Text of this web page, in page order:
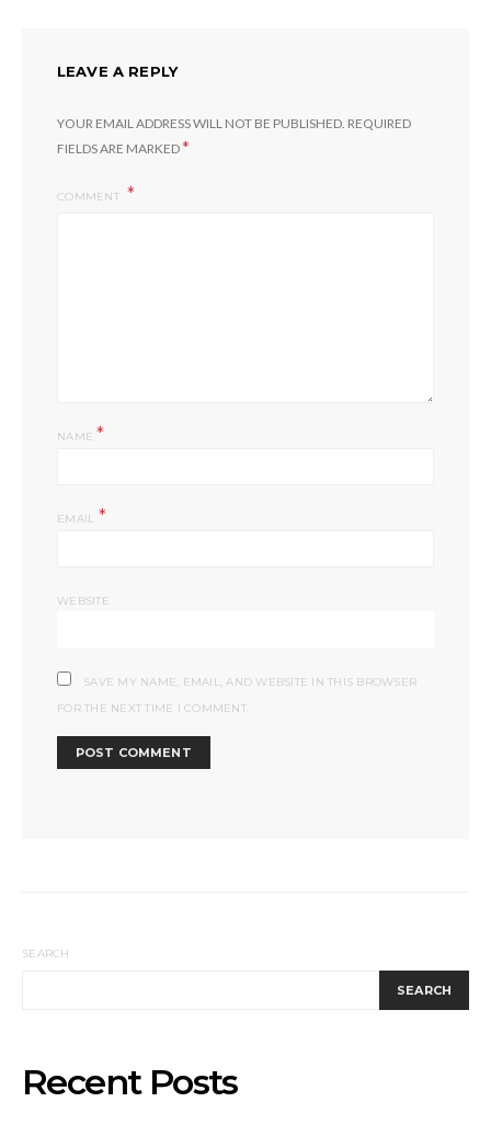
LEAVE A REPLY
YOUR EMAIL ADDRESS WILL NOT BE PUBLISHED. REQUIRED
FIELDS ARE MARKED*
COMMENT
NAME *
EMAIL *
WEBSITE
SAVE MY NAME, EMAIL, AND WEBSITE IN THIS BROWSER
FOR THE NEXT TIME I COMMENT.
SEARCH
SEARCH
Recent Posts